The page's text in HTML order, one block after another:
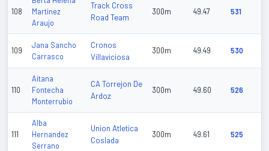
108
Martinez
Araujo
Track Cross
Road Team
300m 49.47 531
109
Jana Sancho
Carrasco
Cronos
Villaviciosa
300m 49.49 530
110
Aitana
Fontecha
Monterrubio
CA Torrejon De
Ardoz
300m 49.60 526
111
Alba
Hernandez
Serrano
Union Atletica
Coslada
300m 49.61 525